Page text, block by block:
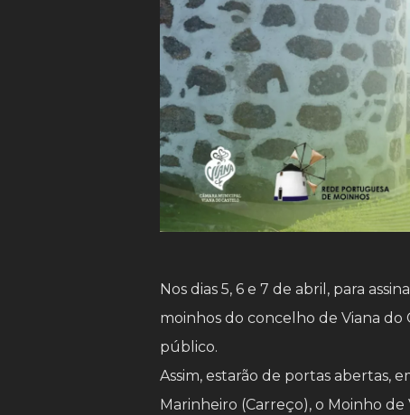
Nos dias 5, 6 e 7 de abril, para
moinhos do concelho de Viana do
público.
Assim, estarão de portas abertas,
Marinheiro (Carreço), o Moinho